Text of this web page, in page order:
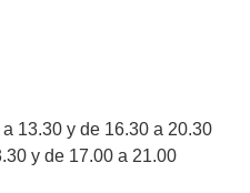
13.30 y de 16.30 a 20.30
y de 17.00 a 21.00